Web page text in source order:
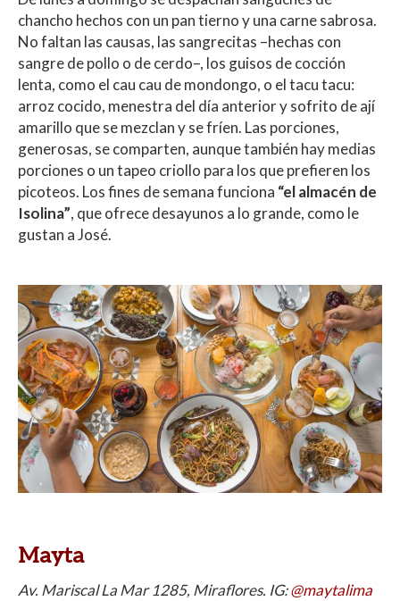
chancho hechos con un pan tierno y una carne sabrosa.
No faltan las causas, las sangrecitas –hechas con
sangre de pollo o de cerdo–, los guisos de cocción
lenta, como el cau cau de mondongo, o el tacu tacu:
arroz cocido, menestra del día anterior y sofrito de ají
amarillo que se mezclan y se fríen. Las porciones,
generosas, se comparten, aunque también hay medias
porciones o un tapeo criollo para los que prefieren los
picoteos. Los fines de semana funciona “el almacén de
Isolina”, que ofrece desayunos a lo grande, como le
gustan a José.
Mayta
Av. Mariscal La Mar 1285, Miraflores. IG:@maytalima